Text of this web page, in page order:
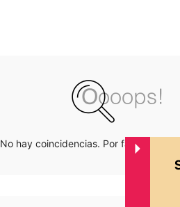
No hay coincidencias. Por favor